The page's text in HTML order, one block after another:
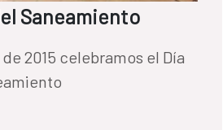
Saneamiento
2015 celebramos el Día